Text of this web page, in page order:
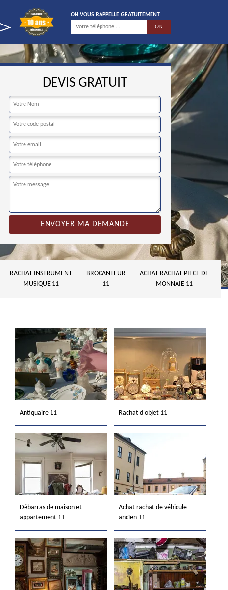
ON VOUS RAPPELLE GRATUITEMENT
DEVIS GRATUIT
RACHAT INSTRUMENT
MUSIQUE 11
BROCANTEUR
11
ACHAT RACHAT PIÈCE DE
MONNAIE 11
Antiquaire 11 Rachat d'objet 11
Débarras de maison et
appartement 11
Achat rachat de véhicule
ancien 11